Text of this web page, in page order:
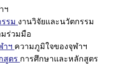
ฯ
รม งานวิจัยและนวัตกรรม
มร่วมมือ
าฯ ความภูมิใจของจุฬาฯ
สูตร การศึกษาและหลักสูตร